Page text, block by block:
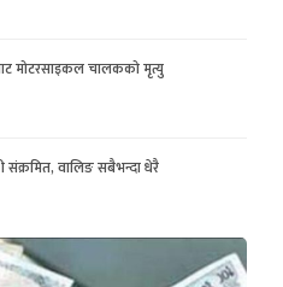
मोटरसाइकल चालकको मृत्यु
वालिङ सबैभन्दा धेरै